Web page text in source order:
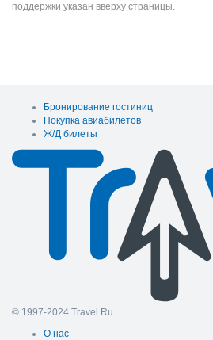
поддержки указан вверху страницы.
Бронирование гостиниц
Покупка авиабилетов
Ж/Д билеты
© 1997-2024 Travel.Ru
О нас